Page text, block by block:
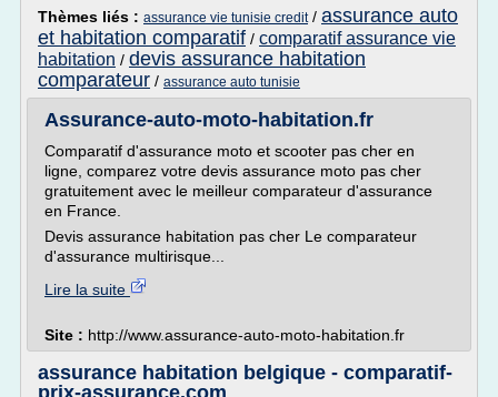
Thèmes liés : assurance vie tunisie credit/ assurance auto
et habitation comparatif / comparatif assurance vie
habitation / devis assurance habitation
comparateur / assurance auto tunisie
Assurance-auto-moto-habitation.fr
Comparatif d'assurance moto et scooter pas cher en
ligne, comparez votre devis assurance moto pas cher
gratuitement avec le meilleur comparateur d'assurance
en France.
Devis assurance habitation pas cher Le comparateur
d'assurance multirisque...
Lire la suite
Site : http://www.assurance-auto-moto-habitation.fr
assurance habitation belgique - comparatif-
prix-assurance.com